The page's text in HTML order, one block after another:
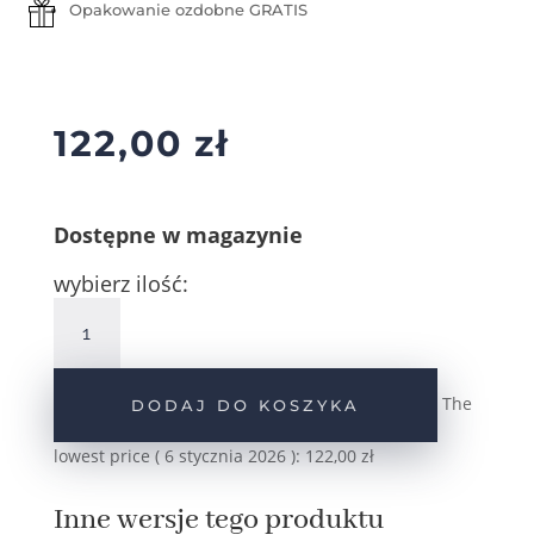
Opakowanie ozdobne GRATIS
122,00 zł
Dostępne w magazynie
wybierz ilość:
Srebrna
bransoletka
pr.925
DODAJ DO KOSZYKA The
lowest price (6 stycznia 2026): 122,00 zł
Inne wersje tego produktu